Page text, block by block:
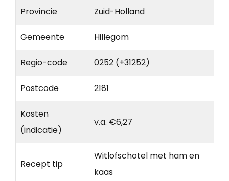
Provincie Zuid-Holland
Gemeente Hillegom
Regio-code 0252 (+31252)
Postcode 2181
Kosten
(indicatie)
v.a. €6,27
Recept tip
Witlofschotel met ham en
kaas